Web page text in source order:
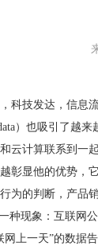
科技发达，信息
）也吸引了越
云计算联系到一
彰显他的优势，
为的判断，产品
种现象：互联网
上一天”的数据